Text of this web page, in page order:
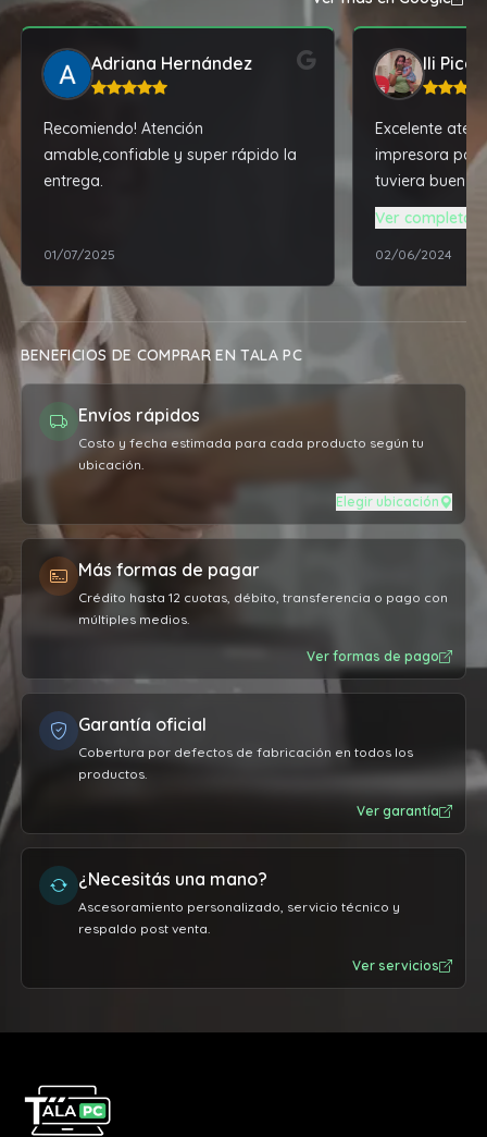
Adriana Hernández
Recomiendo! Atención
amable,confiable y super rápido la
entrega.
01/07/2025
Ili
Excelente
impresora
tuviera buen
me dio la
super
solucionarme
técnico de mi
Ver completa
02/06/2024
BENEFICIOS DE COMPRAR EN TALA PC
Envíos rápidos
Costo y fecha estimada para cada producto según tu
ubicación.
Elegir ubicación
Más formas de pagar
Crédito hasta 12 cuotas, débito, transferencia o pago con
múltiples medios.
Ver formas de pago
Garantía oficial
Cobertura por defectos de fabricación en todos los
productos.
Ver garantía
¿Necesitás una mano?
Ascesoramiento personalizado, servicio técnico y
respaldo post venta.
Ver servicios